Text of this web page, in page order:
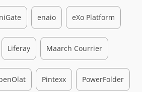
enaio eXo Platform
Liferay Maarch Courrier
Pintexx PowerFolder